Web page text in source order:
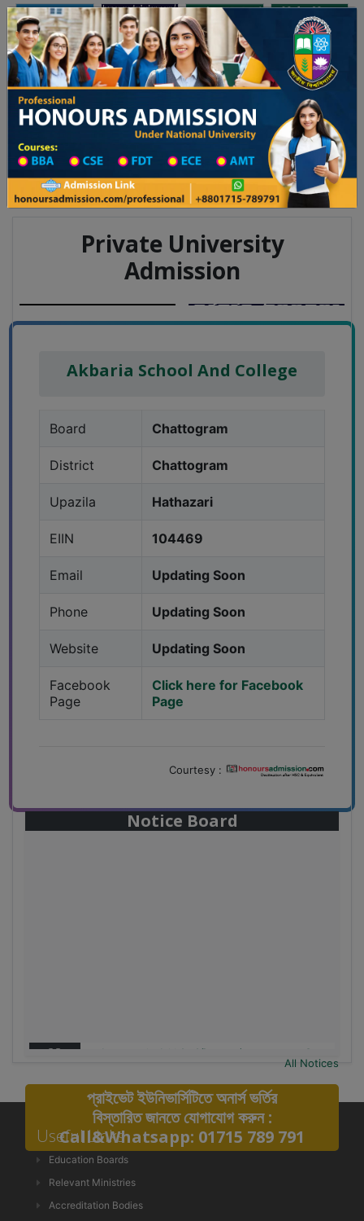
Toggle navigation অনার্স ভর্তি প্রফেশনাল অনার্স
Updates
বর্ষের ভর্তি আবেদন বিজ্ঞপ্তি ঢাকা বিশ্ববিদ্যালয় ২০২৫-২৬ শিক্ষাবর্ষে আন্ডারগ্র্যাজুয়েট প্রোগ্রামে ভর্তি
College List District Wise
College List in Chattogram District
College Information
Private University
Admission
Akbaria School And College
Board Chattogram
District Chattogram
Upazila Hathazari
EIIN 104469
Email Updating Soon
Phone Updating Soon
Website Updating Soon
Facebook
Page
Click here for Facebook
Page
Courtesy :
Notice Board
28
বাজেটের মধ্যে প্রাইভেট ইউনিভার্সিটিতে অনার্স পড়ার সুযোগ। ২০টির
অধিক বিষয়, ৪ বছরে মোট খরচ ২ লক্ষ থেকে ৫ লক্ষ টাকা। আবেদন
SSC ও HSC'তে GPA ২+২ থাকলে অনার্স পড়া যাবে। বিষয়সমূহ:
নাট্যকলা, নৃত্যকলা, সংগীত, ফ্যাশন ডিজাইন। আবেদন লিংকঃ
HonoursAdmission.com/apply
All Notices
প্রাইভেট ইউনিভার্সিটিতে অনার্স ভর্তির
বিস্তারিত জানতে যোগাযোগ করুন :
Call&Whatsapp: 01715 789 791
Useful Links
Education Boards
Relevant Ministries
Accreditation Bodies